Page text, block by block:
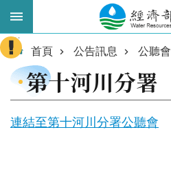
跳到主要內容區塊
進
階
搜
:::
首頁 公告訊息 公聽會
第十河川分署
連結至第十河川分署公聽會